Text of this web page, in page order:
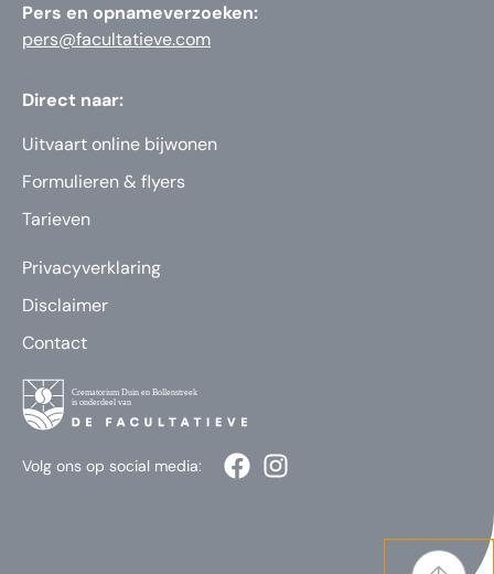
Pers en opnameverzoeken:
pers@facultatieve.com
Direct naar:
Uitvaart online bijwonen
Formulieren & flyers
Tarieven
Privacyverklaring
Disclaimer
Contact
Volg ons op social media: